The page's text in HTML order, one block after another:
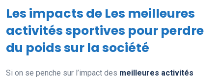
Les impacts de Les meilleures
activités sportives pour perdre
du poids sur la société
Si on se penche sur l’impact des meilleures activités